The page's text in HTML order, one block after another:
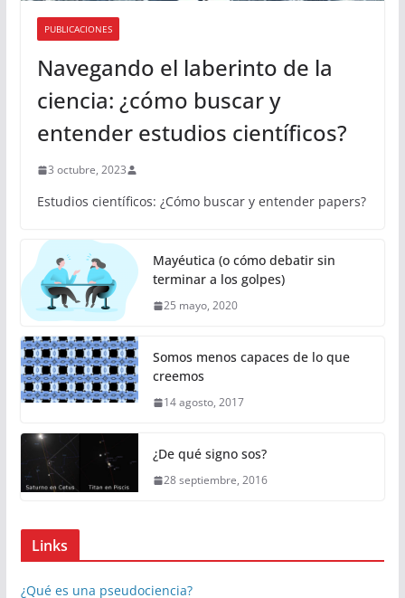
PUBLICACIONES
Navegando el laberinto de la
ciencia: ¿cómo buscar y
entender estudios científicos?
3 octubre, 2023
Estudios científicos: ¿Cómo buscar y entender papers?
Mayéutica (o cómo debatir sin
terminar a los golpes)
25 mayo, 2020
Somos menos capaces de lo que
creemos
14 agosto, 2017
¿De qué signo sos?
28 septiembre, 2016
Links
¿Qué es una pseudociencia?